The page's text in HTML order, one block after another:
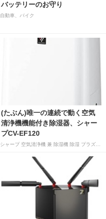
バッテリーのお守り
自動車、バイク
(たぶん)唯一の連続で動く空気
清浄機機能付き除湿器、シャー
プCV-EF120
シャープ 空気清浄機 兼 除湿機 除湿 プラズマクラスター 7000 除湿 12L 空気清浄 15畳 ホワイト CV-EF120-W